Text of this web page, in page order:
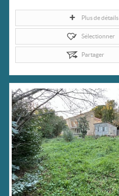
Plus de détails
Sélectionner
Partager